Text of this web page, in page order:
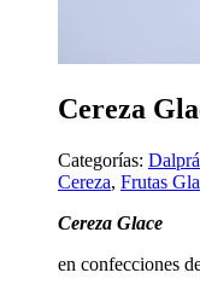
Cereza
Categorías:
Cereza, Frutas
Cereza Glace
en confecciones